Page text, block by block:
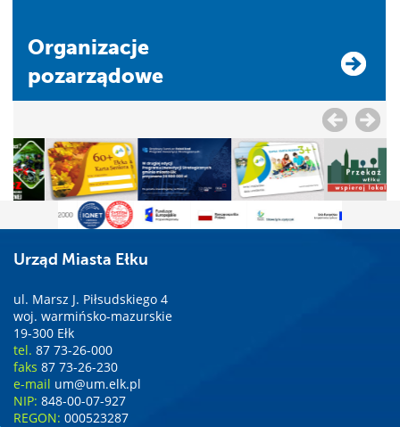
Organizacje
pozarządowe
Urząd Miasta Ełku
ul. Marsz J. Piłsudskiego 4
woj. warmińsko-mazurskie
19-300 Ełk
tel. 87 73-26-000
faks 87 73-26-230
e-mail um@um.elk.pl
NIP: 848-00-07-927
REGON: 000523287